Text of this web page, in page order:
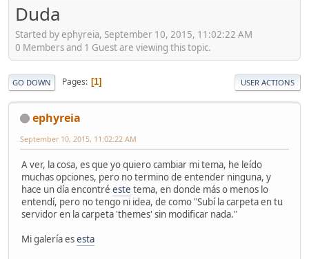
Duda
Started by ephyreia, September 10, 2015, 11:02:22 AM
0 Members and 1 Guest are viewing this topic.
GO DOWN Pages 1 USER ACTIONS
ephyreia
September 10, 2015, 11:02:22 AM
A ver, la cosa, es que yo quiero cambiar mi tema, he leído
muchas opciones, pero no termino de entender ninguna, y
hace un día encontré este tema, en donde más o menos lo
entendí, pero no tengo ni idea, de como "Subí la carpeta en tu
servidor en la carpeta 'themes' sin modificar nada."
Mi galería esesta